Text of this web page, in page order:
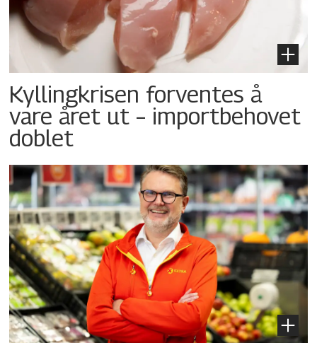
Kyllingkrisen forventes å
vare året ut – importbehovet
doblet